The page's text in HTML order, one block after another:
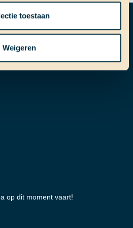
toestaan
Weigeren
op dit moment vaart!